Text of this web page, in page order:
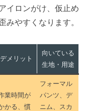
イロンがけ、仮止め
みやすくなります。
デメリット
向いている
生地・用途
業時間が
かる、慣
フォーマル
パンツ、デ
ニム、スカ